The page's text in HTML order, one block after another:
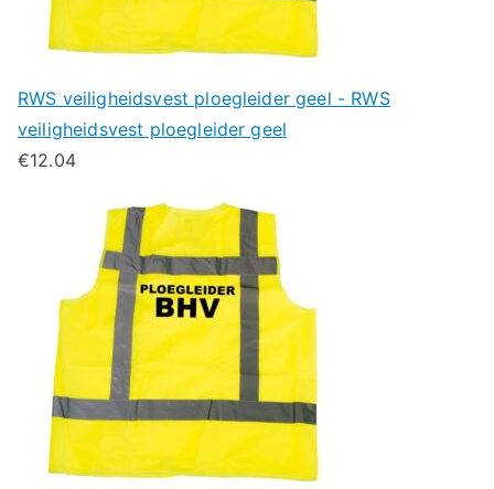
RWS veiligheidsvest ploegleider geel - RWS
veiligheidsvest ploegleider geel
€12.04